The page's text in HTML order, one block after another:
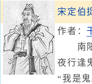
宋定伯
作者：
南阳
夜行逢
“我是